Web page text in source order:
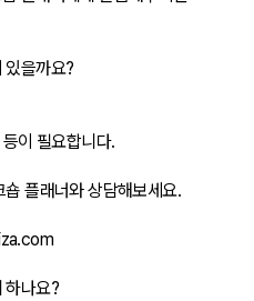
있을까요?
이 필요합니다.
플래너와 상담해보세요.
하나요?